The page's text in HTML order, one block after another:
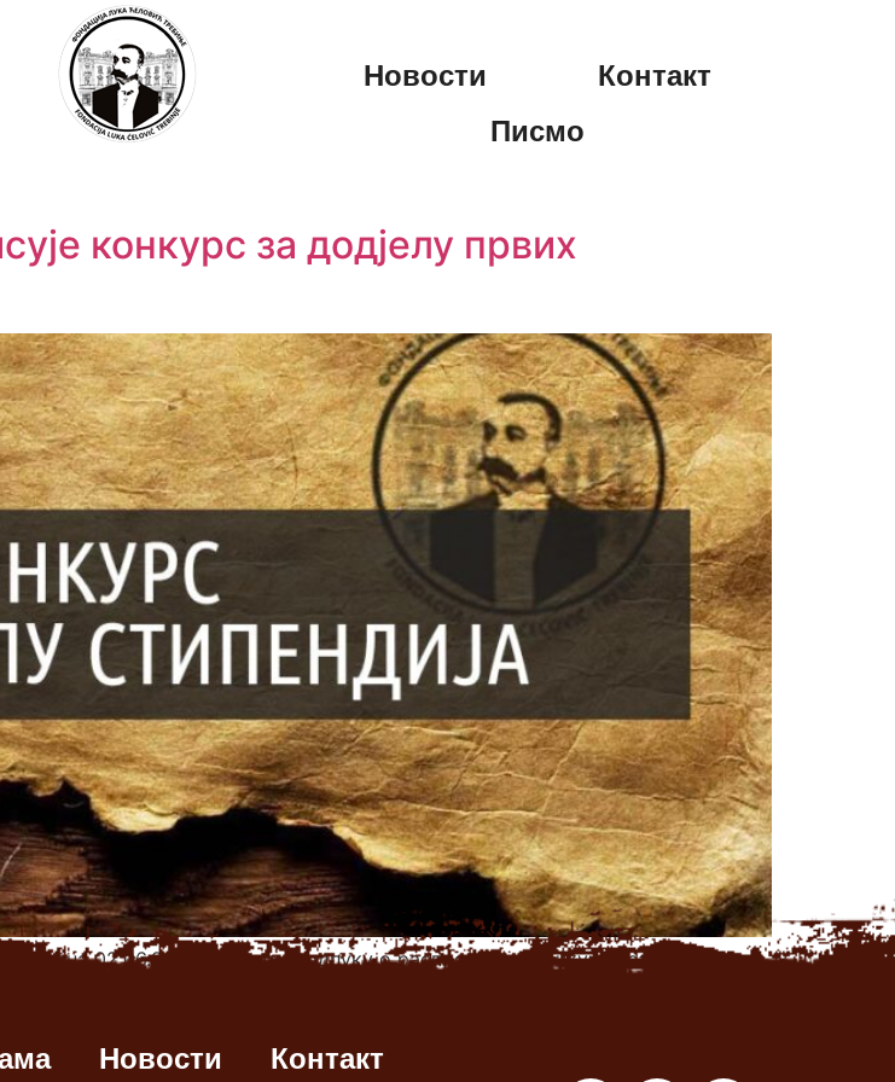
Новости
Контакт
Писмо
конкурс за додjелу првих
дана 02.06.2022. донела је одлуку о расписивању конкурса за додjелу
Новости Контакт